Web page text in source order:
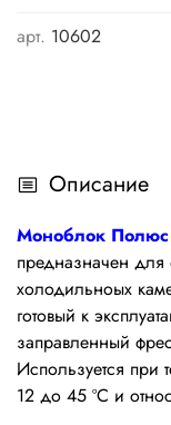
арт. 10602
Описание
Моноблок Полюс
предназначен для
холодильноых
готовый к
заправленный
Используется при
12 до 45 ºС и